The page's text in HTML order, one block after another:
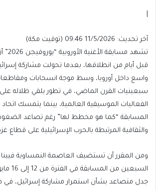
آخر
تحديث:
11/5/2026
09:46
(توقيت
مكة)
آخر تحديث: 11/5/2026 09:46 (توقيت مكة)
تشهد
قبل أيام من انطلاقها، بعدما تحولت مشاركة
واسع داخل أوروبا، وسط موجة انسحابات
سبعينيات القرن الماضي، في تطور يلقي ظلاله على
الفعاليات الموسيقية العالمية، بينما يتمسك اتحاد
المسابقة “كما هو مخطط لها” رغم تصاعد
والثقافية المرتبطة بالحرب الإسرائيلية على قطاع
ومن المقرر أن تستضيف العاصمة النمساوية فيينا
السبعين
جدل متصاعد بشأن استمرار مشاركة إسرائيل، في